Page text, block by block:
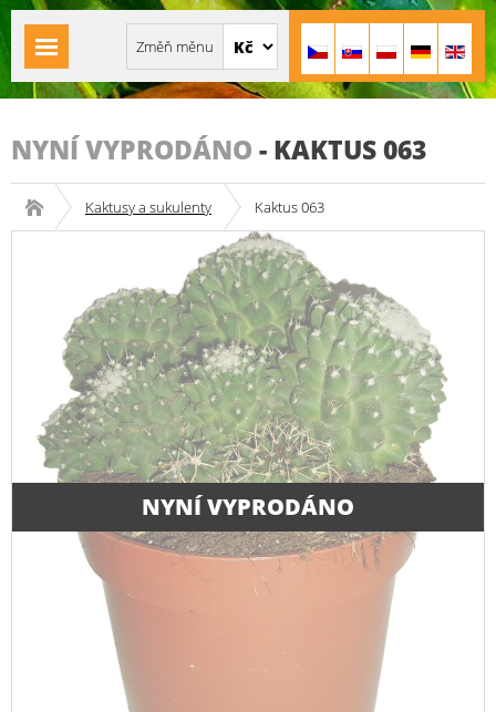
NYNÍ VYPRODÁNO - KAKTUS 063
Kaktusy a sukulenty Kaktus 063
NYNÍ VYPRODÁNO